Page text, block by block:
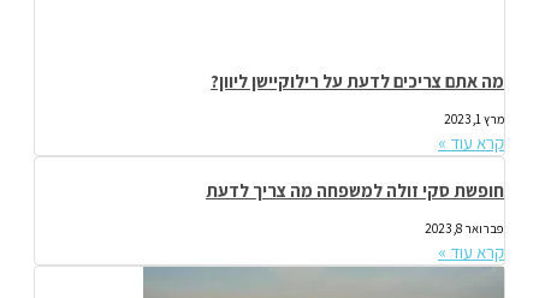
מה אתם צריכים לדעת על רילוקיישן ליוון?
מרץ 1, 2023
קרא עוד »
חופשת סקי זולה למשפחה מה צריך לדעת
פברואר 8, 2023
קרא עוד »